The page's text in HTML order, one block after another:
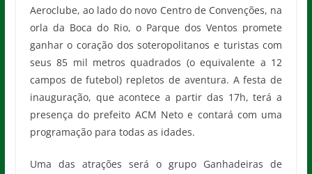
Aeroclube, ao lado do novo Centro de Convenções, na
orla da Boca do Rio, o Parque dos Ventos promete
ganhar o coração dos soteropolitanos e turistas com
seus 85 mil metros quadrados (o equivalente a 12
campos de futebol) repletos de aventura. A festa de
inauguração, que acontece a partir das 17h, terá a
presença do prefeito ACM Neto e contará com uma
programação para todas as idades.
Uma das atrações será o grupo Ganhadeiras de